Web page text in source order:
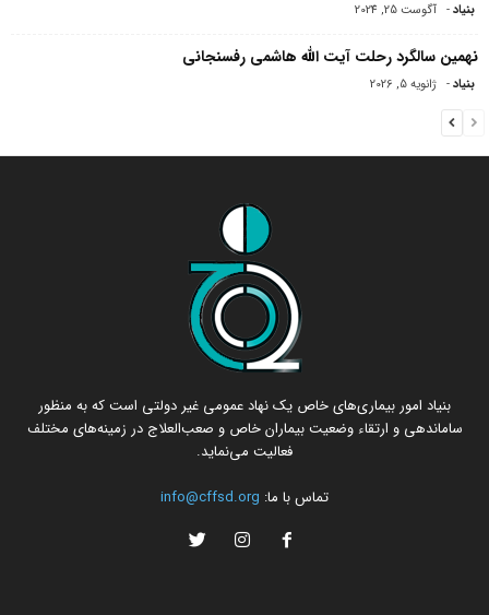
بنیاد- آگوست 25, 2024
نهمین سالگرد رحلت آیت الله هاشمی رفسنجانی
بنیاد- ژانویه 5, 2026
بنیاد امور بیماری‌های خاص یک نهاد عمومی غیر دولتی است که به منظور
ساماندهی و ارتقاء وضعیت بیماران خاص و صعب‌العلاج در زمینه‌های مختلف
فعالیت می‌نماید.
تماس با ما: info@cffsd.org